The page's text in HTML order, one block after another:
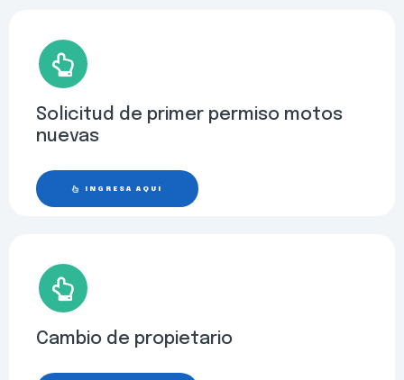
Solicitud de primer permiso motos
nuevas
INGRESA AQUÍ
Cambio de propietario